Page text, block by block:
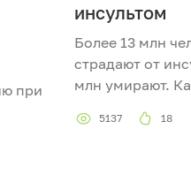
при
инсультом
Более 13 млн
страдают от
млн умирают.
5137 18